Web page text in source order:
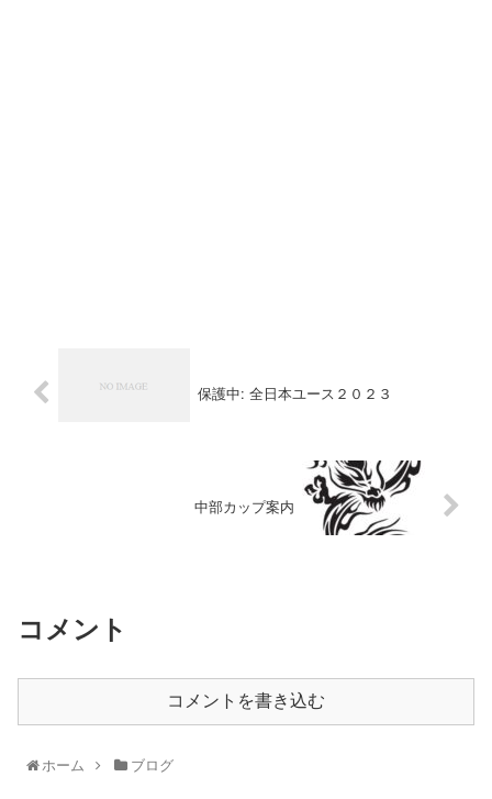
保護中: 全日本ユース２０２３
中部カップ案内
コメント
コメントを書き込む
ホーム ブログ